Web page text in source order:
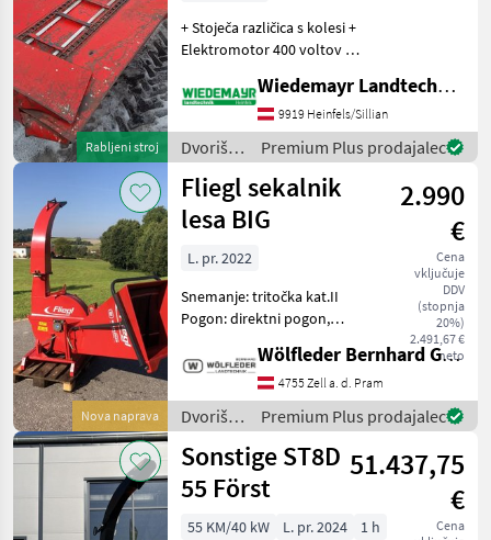
Buchmann
1
Epple
1
Fliegl
1
MARKETPLACE
Marketplace
Ponudbe
trgovcev oglasi
Rabljeni stroj
+ Stoječa različica s kolesi +
Elektromotor 400 voltov 7,
Različica z 2 nožema + Cevni
priključek 250 mm +
Globoka snemalna miza
dolžin
Wiedemayr Landtechnik GmbH
9919 Heinfels/Sillian
Dvoriščna
mehanizacija
/
Buchmann
Premium Plus prodajalec
Nova naprava
Fliegl sekalnik
lesa BIG
2.990
€
Cena
vključuje
DDV
(stopnja
20%)
2.491,67 €
neto
L. pr. 2022
Snemanje: tritočka kat.II
Pogon: direktni pogon,
različni vrsti rezil Število
rezil: 4 rotorski noži iz
kaljenega orodnega jekla in
1 kon
Wölfleder Bernhard GmbH
4755 Zell a. d. Pram
Dvoriščna
mehanizacija
/ Fliegl
Premium Plus prodajalec
Sonstige ST8D
55 Först
51.437,75
€
Cena
55 KM/40 kW L. pr. 2024
1 h